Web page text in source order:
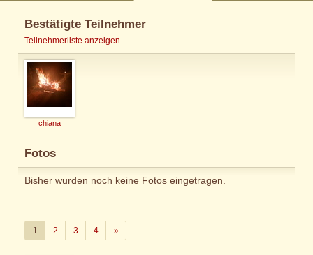
Bestätigte Teilnehmer
Teilnehmerliste anzeigen
chiana
Fotos
Bisher wurden noch keine Fotos eingetragen.
1 2 3 4 »Weiter